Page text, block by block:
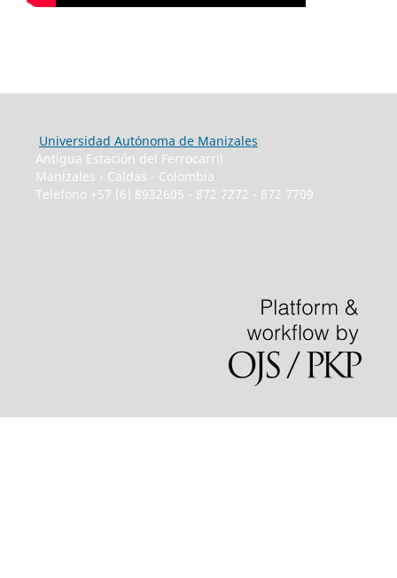
Universidad Autónoma de Manizales
Antigua Estación del Ferrocarril
Manizales - Caldas - Colombia
Telefono +57 (6) 8932605 - 872 7272 - 872 7709